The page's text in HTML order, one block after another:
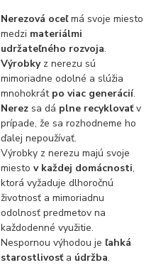
Nerezová oceľmá svoje miesto
medzi materiálmi
udržateľného rozvoja.
Výrobkyz nerezu sú
mimoriadne odolné a slúžia
mnohokrát po viac generácií.
Nerez sa dá plne recyklovaťv
prípade, že sa rozhodneme ho
ďalej nepoužívať.
Výrobky z nerezu majú svoje
miestov každej domácnosti,
ktorá vyžaduje dlhoročnú
životnosť a mimoriadnu
odolnosť predmetov na
každodenné využitie.
Nespornou výhodou je ľahká
starostlivosťa údržba.